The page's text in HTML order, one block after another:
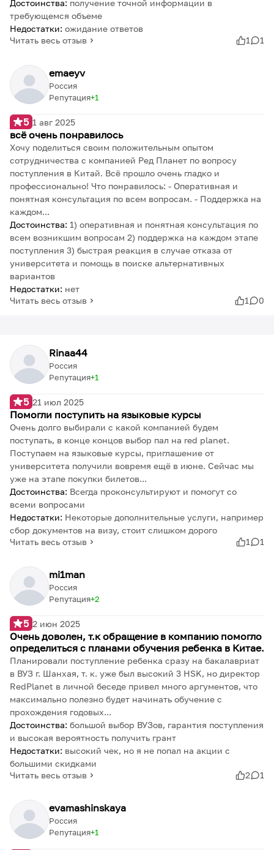
Достоинства: получение точной информации в
требующемся объеме
Недостатки: ожидание ответов
Читать весь отзыв
1 1
emaeyv
Репутация 1
Россия
5 1 авг 2025
всё очень понравилось
Хочу поделиться своим положительным опытом
сотрудничества с компанией Ред Планет по вопросу
поступления в Китай. Всё прошло очень гладко и
профессионально! Что понравилось: - Оперативная и
понятная консультация по всем вопросам. - Поддержка на
каждом...
Достоинства: 1) оперативная и понятная консультация по
всем возникшим вопросам 2) поддержка на каждом этапе
поступления 3) быстрая реакция в случае отказа от
университета и помощь в поиске альтернативных
вариантов
Недостатки: нет
Читать весь отзыв
1 0
Rinaa44
Репутация 1
Россия
5 21 июл 2025
Помогли поступить на языковые курсы
Очень долго выбирали с какой компанией будем
поступать, в конце концов выбор пал на red planet.
Поступаем на языковые курсы, приглашение от
университета получили вовремя ещё в июне. Сейчас мы
уже на этапе покупки билетов...
Достоинства: Всегда проконсультируют и помогут со
всеми вопросами
Недостатки: Некоторые дополнительные услуги, например
сбор документов на визу, стоит слишком дорого
Читать весь отзыв
1 1
mi1man
Репутация 2
Россия
5 2 июн 2025
Очень доволен, т.к обращение в компанию помогло
определиться с планами обучения ребенка в Китае.
Планировали поступление ребенка сразу на бакалавриат
в ВУЗ г. Шанхая, т. к. уже был высокий 3 HSK, но директор
RedPlanet в личной беседе привел много аргументов, что
максимально полезно будет начинать обучение с
прохождения годовых...
Достоинства: большой выбор ВУЗов, гарантия поступления
и высокая вероятность получить грант
Недостатки: высокий чек, но я не попал на акции с
большими скидками
Читать весь отзыв
2 1
evamashinskaya
Репутация 1
Россия